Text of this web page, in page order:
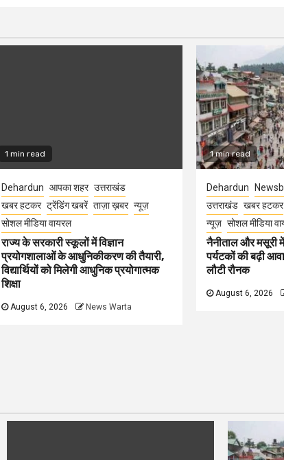
1 min read
Dehardun आपका शहर उत्तराखंड
खबर हटकर ट्रेंडिंग खबरें ताज़ा ख़बर न्यूज़
सोशल मीडिया वायरल
राज्य के सरकारी स्कूलों में विज्ञान
प्रयोगशालाओं के आधुनिकीकरण की तैयारी,
विद्यार्थियों को मिलेगी आधुनिक प्रयोगात्मक
शिक्षा
August 6, 2026 News Warta
1 min read
Dehardun
उत्तराखंड खबर हटकर
न्यूज़ सोशल मीडिया
नैनीताल और मसूरी
पर्यटकों की बढ़ी
लौटी रौनक
August 6, 2026